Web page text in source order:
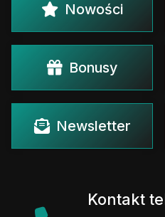
Nowości
Bonusy
Newsletter
Kontakt